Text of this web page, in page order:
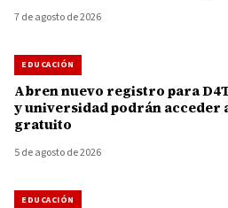
7 de agosto de 2026
EDUCACIÓN
Abren nuevo registro para
y universidad podrán acceder
gratuito
5 de agosto de 2026
EDUCACIÓN